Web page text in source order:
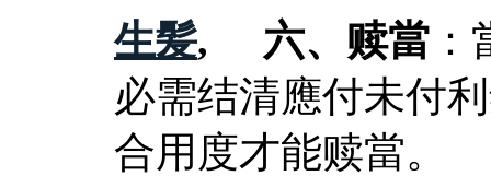
生髪, 六、赎當
必需结清應付未付
合用度才能赎當。